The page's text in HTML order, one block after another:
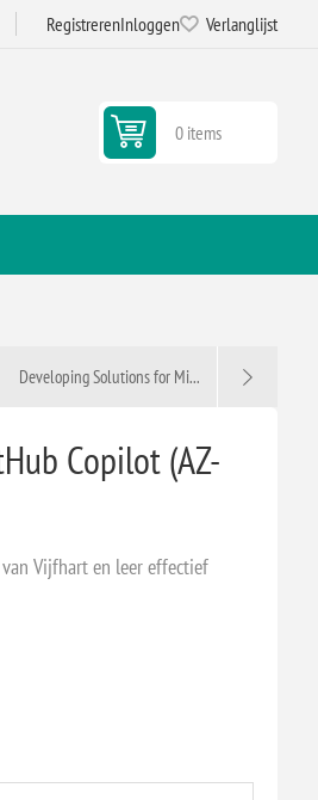
RegistrerenInloggen Verlanglijst
0 items
Developing Solutions for Mi...
Copilot (AZ-
Vijfhart en leer effectief